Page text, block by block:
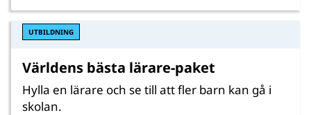
UTBILDNING
Världens bästa lärare-paket
Hylla en lärare och se till att fler barn kan gå i
skolan.